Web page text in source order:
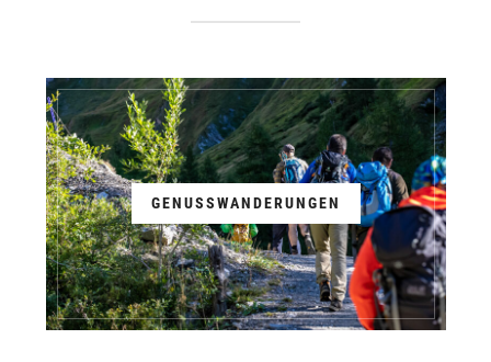
GENUSSWANDERUNGEN